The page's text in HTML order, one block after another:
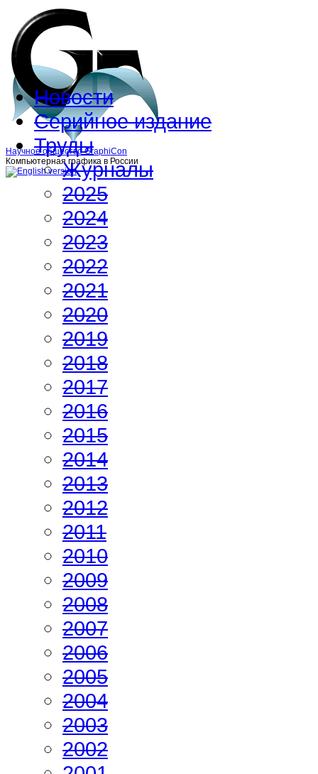
Научное общество GraphiCon
Компьютерная графика в России
Новости
Серийное издание
Труды
Журналы
2025
2024
2023
2022
2021
2020
2019
2018
2017
2016
2015
2014
2013
2012
2011
2010
2009
2008
2007
2006
2005
2004
2003
2002